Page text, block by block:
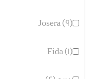
Josera (9)
Fida (1)